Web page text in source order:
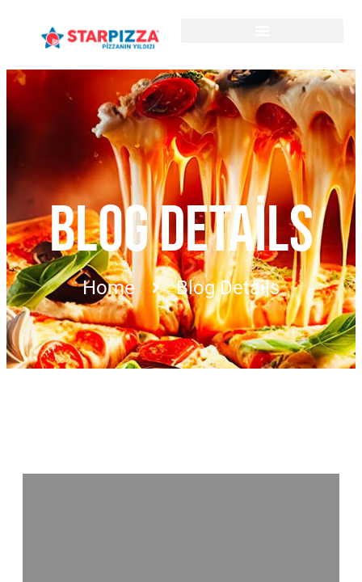
BLOG DETAILS
Home Blog Details